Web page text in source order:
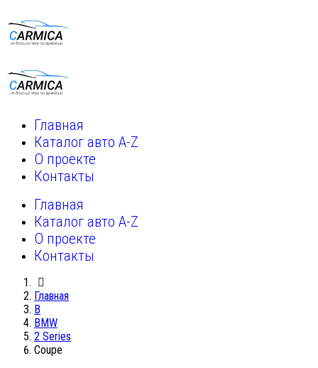
Главная
Каталог авто A-Z
О проекте
Контакты
Главная
Каталог авто A-Z
О проекте
Контакты
Главная
B
BMW
2 Series
Coupe